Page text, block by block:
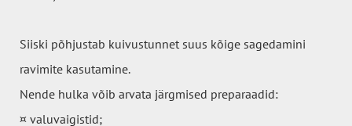
Siiski põhjustab kuivustunnet suus kõige sagedamini
ravimite kasutamine.
Nende hulka võib arvata järgmised preparaadid:
¤ valuvaigistid;